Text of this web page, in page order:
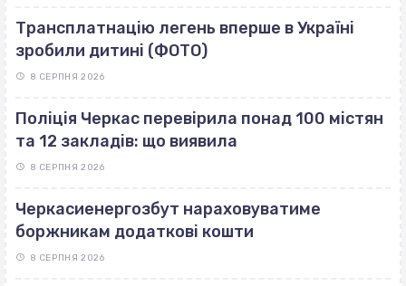
Трансплатнацію легень вперше в Україні
зробили дитині (ФОТО)
8 СЕРПНЯ 2026
Поліція Черкас перевірила понад 100 містян
та 12 закладів: що виявила
8 СЕРПНЯ 2026
Черкасиенергозбут нараховуватиме
боржникам додаткові кошти
8 СЕРПНЯ 2026